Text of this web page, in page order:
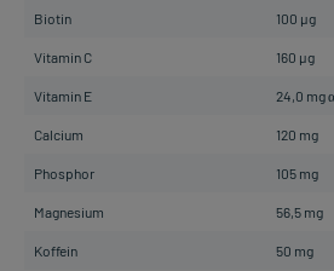
Biotin 100 µg
Vitamin C 160 µg
Vitamin E 24,0 mg
Calcium 120 mg
Phosphor 105 mg
Magnesium 56,5 mg
Koffein 50 mg